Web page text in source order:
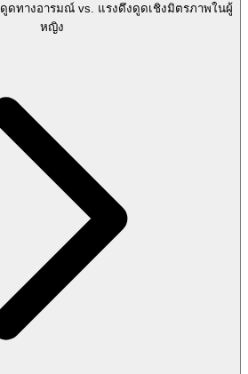
ดูดทางอารมณ์ vs. แรงดึงดูดเชิงมิตรภาพในผู้
หญิง